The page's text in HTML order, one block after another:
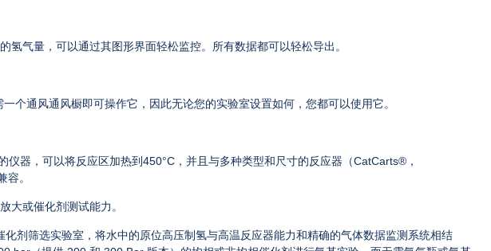
氢气量，可以通过其图形界面轻松监控。所有数据都可以轻松导出。
个通风通风橱即可操作它，因此无论您的实验室设置如何，您都可以使用它。
器，可以将反应区加热到450°C，并且与多种类型和尺寸的反应器（CatCarts® ，
。
大或催化剂测试能力。
剂筛选实验室，将水中的原位高压制氢与高温反应器能力和精确的气体数据监测系统相结